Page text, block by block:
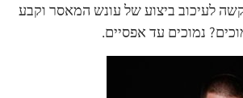
לעיכוב ביצוע של עונש המאסר וקבע
נמוכים עד אפסיים.